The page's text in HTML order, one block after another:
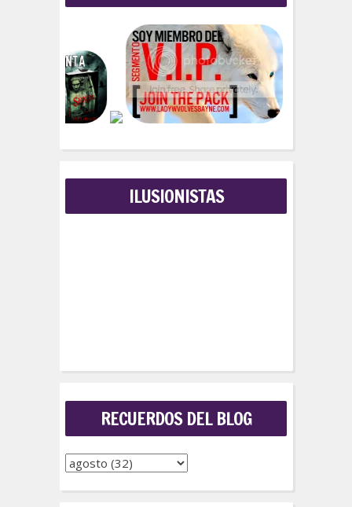
f
:
ILUSIONISTAS
RECUERDOS DEL BLOG